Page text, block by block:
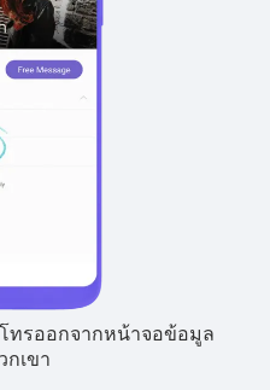
ทรออกจากหน้าจอข้อมูล
กเขา